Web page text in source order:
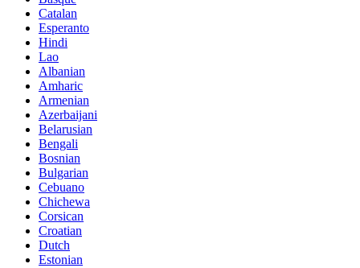
Catalan
Esperanto
Hindi
Lao
Albanian
Amharic
Armenian
Azerbaijani
Belarusian
Bengali
Bosnian
Bulgarian
Cebuano
Chichewa
Corsican
Croatian
Dutch
Estonian